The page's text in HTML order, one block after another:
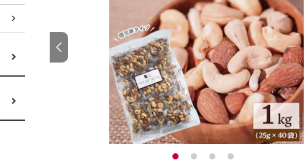
1 2 3 4